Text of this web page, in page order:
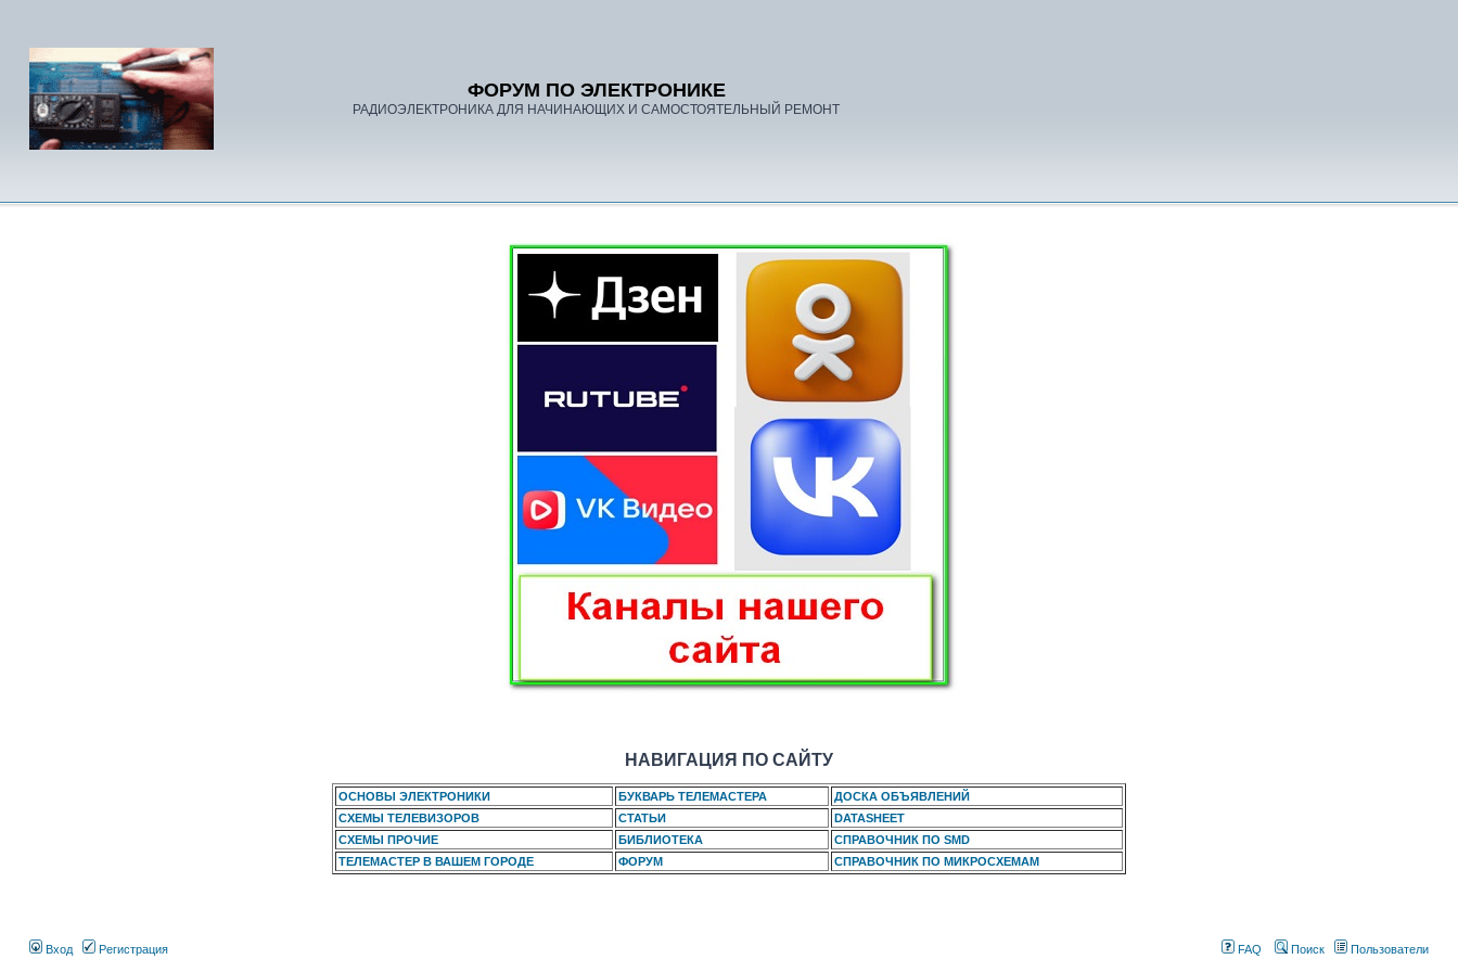
ФОРУМ ПО ЭЛЕКТРОНИКЕ
РАДИОЭЛЕКТРОНИКА ДЛЯ НАЧИНАЮЩИХ И САМОСТОЯТЕЛЬНЫЙ РЕМОНТ
НАВИГАЦИЯ ПО САЙТУ
ОСНОВЫ ЭЛЕКТРОНИКИ БУКВАРЬ ТЕЛЕМАСТЕРА
ДОСКА ОБЪЯВЛЕНИЙ
СХЕМЫ ТЕЛЕВИЗОРОВ
СТАТЬИ
DATASHEET
СХЕМЫ ПРОЧИЕ
БИБЛИОТЕКА
СПРАВОЧНИК ПО SMD
ТЕЛЕМАСТЕР В ВАШЕМ ГОРОДЕ
ФОРУМ СПРАВОЧНИК ПО МИКРОСХЕМАМ
Вход Регистрация FAQ Поиск Пользователи